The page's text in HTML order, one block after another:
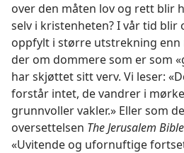
over den måten lov og rett blir
selv i kristenheten? I vår tid blir
oppfylt i større utstrekning enn
der om dommere som er som
har skjøttet sitt verv. Vi leser:
forstår intet, de vandrer i
grunnvoller vakler.» Eller som
oversettelsen The Jerusalem Bible
«Uvitende og ufornuftige